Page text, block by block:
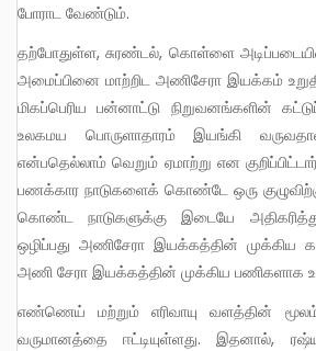
போராட வேண்டும்.
தற்போதுள்ள, சுரண்டல், கொள்ளை அடிப்படையிலான உலகப் பொருளாதார
அமைப்பினை மாற்றிட அணிசேரா இயக்கம்
மிகப்பெரிய பன்னாட்டு நிறுவனங்களின்
உலகமய பொருளாதாரம் இயங்கி
என்பதெல்லாம் வெறும் ஏமாற்று என
பணக்கார நாடுகளைக் கொண்டே ஒரு
கொண்ட நாடுகளுக்கு இடையே
ஒழிப்பது அணிசேரா இயக்கத்தின் முக்கிய
அணி சேரா இயக்கத்தின் முக்கிய பணிகளாக
எண்ணெய் மற்றும் எரிவாயு வளத்தின் மூலம் ரஷ்யா இன்று பெரும்
வருமானத்தை ஈட்டியுள்ளது. இதனால்,